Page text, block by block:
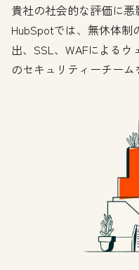
貴社の社会的な評価に悪
HubSpotでは、無休体制
出、SSL、WAFによる
のセキュリティーチーム